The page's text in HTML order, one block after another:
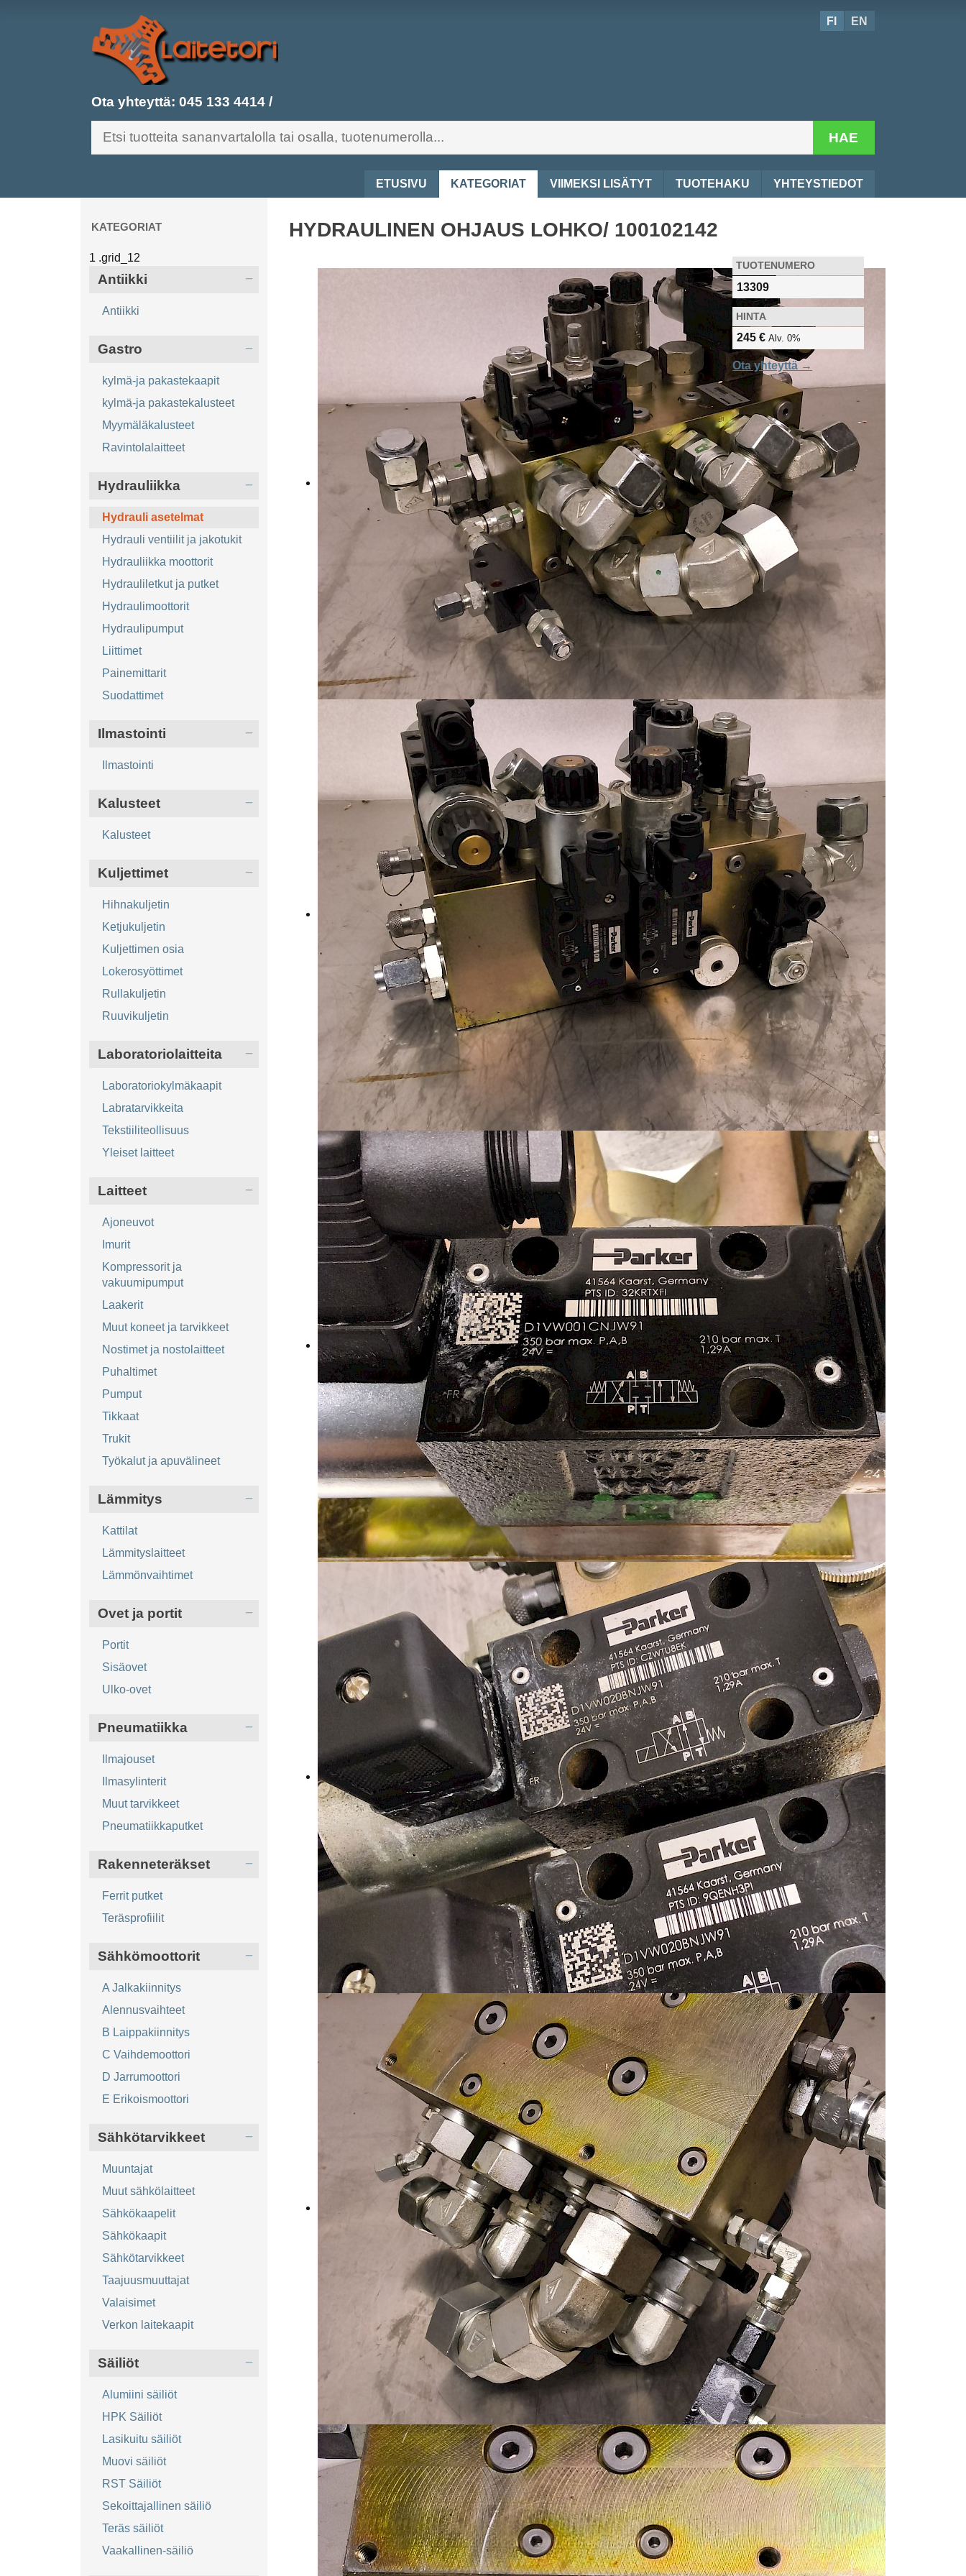
Ota yhteyttä: 045 133 4414 /
HAE
FI EN
ETUSIVU KATEGORIAT VIIMEKSI LISÄTYT TUOTEHAKU YHTEYSTIEDOT
HYDRAULINEN OHJAUS LOHKO/ 100102142
TUOTENUMERO
13309
HINTA
245 € Alv. 0%
Ota yhteyttä →
KATEGORIAT
Antiikki
Antiikki
Gastro
kylmä-ja pakastekaapit
kylmä-ja pakastekalusteet
Myymäläkalusteet
Ravintolalaitteet
Hydrauliikka
Hydrauli asetelmat
Hydrauli ventiilit ja jakotukit
Hydrauliikka moottorit
Hydrauliletkut ja putket
Hydraulimoottorit
Hydraulipumput
Liittimet
Painemittarit
Suodattimet
Ilmastointi
Ilmastointi
Kalusteet
Kalusteet
Kuljettimet
Hihnakuljetin
Ketjukuljetin
Kuljettimen osia
Lokerosyöttimet
Rullakuljetin
Ruuvikuljetin
Laboratoriolaitteita
Laboratoriokylmäkaapit
Labratarvikkeita
Tekstiiliteollisuus
Yleiset laitteet
Laitteet
Ajoneuvot
Imurit
Kompressorit ja
vakuumipumput
Laakerit
Muut koneet ja tarvikkeet
Nostimet ja nostolaitteet
Puhaltimet
Pumput
Tikkaat
Trukit
Työkalut ja apuvälineet
Lämmitys
Kattilat
Lämmityslaitteet
Lämmönvaihtimet
Ovet ja portit
Portit
Sisäovet
Ulko-ovet
Pneumatiikka
Ilmajouset
Ilmasylinterit
Muut tarvikkeet
Pneumatiikkaputket
Rakenneteräkset
Ferrit putket
Teräsprofiilit
Sähkömoottorit
A Jalkakiinnitys
Alennusvaihteet
B Laippakiinnitys
C Vaihdemoottori
D Jarrumoottori
E Erikoismoottori
Sähkötarvikkeet
Muuntajat
Muut sähkölaitteet
Sähkökaapelit
Sähkökaapit
Sähkötarvikkeet
Taajuusmuuttajat
Valaisimet
Verkon laitekaapit
Säiliöt
Alumiini säiliöt
HPK Säiliöt
Lasikuitu säiliöt
Muovi säiliöt
RST Säiliöt
Sekoittajallinen säiliö
Teräs säiliöt
Vaakallinen-säiliö